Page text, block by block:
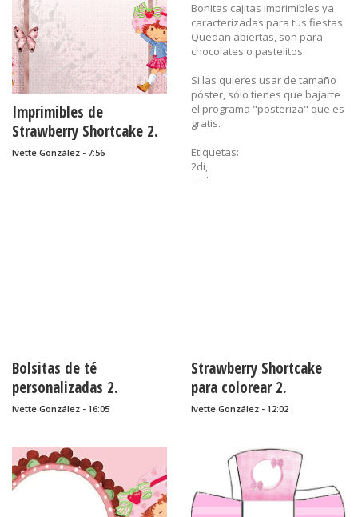
Imprimibles de
Strawberry Shortcake 2.
Ivette González - 7:56
Bonitas cajitas imprimibles ya
caracterizadas para tus fiestas.
Quedan abiertas, son para
chocolates o pastelitos.
Si las quieres usar de tamaño
póster, sólo tienes que bajarte
el programa "posteriza" que es
gratis.
Etiquetas:
2di,
33di,
plateado,
Strawberry Shortcake,
Winnie the Pooh
Bolsitas de té
personalizadas 2.
Regalitos.
Ivette González - 16:05
Strawberry Shortcake
para colorear 2.
Ivette González - 12:02